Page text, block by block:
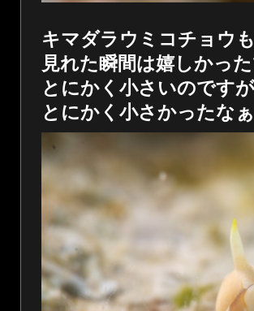
キマダラウミコチョウも
見れた瞬間は嬉しかった
とにかく小さいのです
とにかく小さかったな